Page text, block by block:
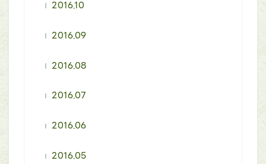
2016.10
2016.09
2016.08
2016.07
2016.06
2016.05